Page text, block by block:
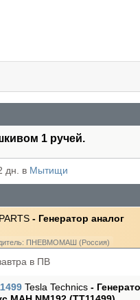
1 ручей.
дн. в Мытищи
- Генератор аналог
ПНЕВМОМАШ (Россия)
в ПВ
Tesla Technics -